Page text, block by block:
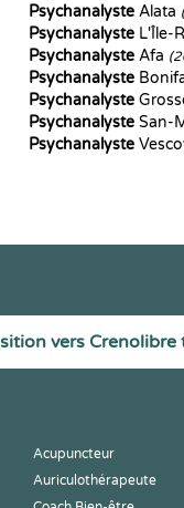
Psychanalyste Alata
Psychanalyste L'Île-
Psychanalyste Afa
Psychanalyste
Psychanalyste
Psychanalyste San-
Psychanalyste
vers
Acupuncteur
Auriculothérapeute